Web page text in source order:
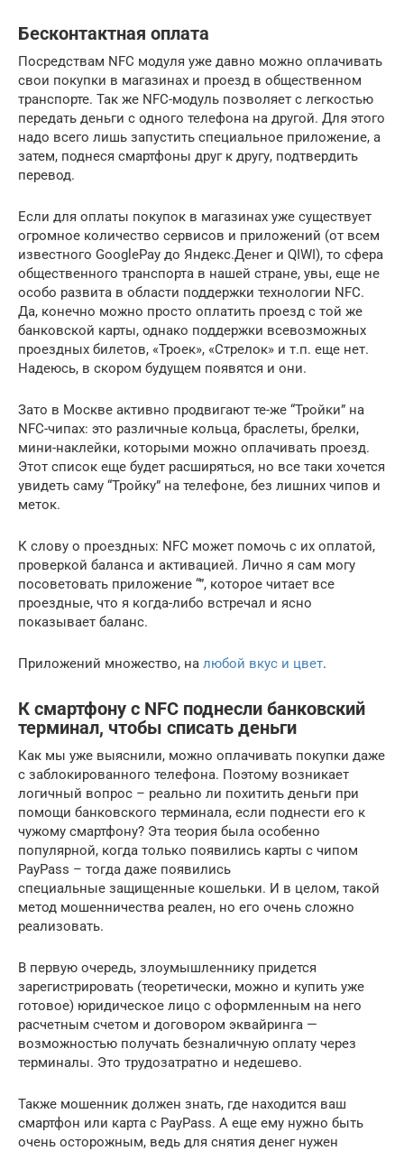
Бесконтактная оплата
Посредствам NFC модуля уже давно можно оплачивать
свои покупки в магазинах и проезд в общественном
транспорте. Так же NFC-модуль позволяет с легкостью
передать деньги с одного телефона на другой. Для этого
надо всего лишь запустить специальное приложение, а
затем, поднеся смартфоны друг к другу, подтвердить
перевод.
Если для оплаты покупок в магазинах уже существует
огромное количество сервисов и приложений (от всем
известного GooglePay до Яндекс.Денег и QIWI), то сфера
общественного транспорта в нашей стране, увы, еще не
особо развита в области поддержки технологии NFC.
Да, конечно можно просто оплатить проезд с той же
банковской карты, однако поддержки всевозможных
проездных билетов, «Троек», «Стрелок» и т.п. еще нет.
Надеюсь, в скором будущем появятся и они.
Зато в Москве активно продвигают те-же “Тройки” на
NFC-чипах: это различные кольца, браслеты, брелки,
мини-наклейки, которыми можно оплачивать проезд.
Этот список еще будет расширяться, но все таки хочется
увидеть саму “Тройку” на телефоне, без лишних чипов и
меток.
К слову о проездных: NFC может помочь с их оплатой,
проверкой баланса и активацией. Лично я сам могу
посоветовать приложение “”, которое читает все
проездные, что я когда-либо встречал и ясно
показывает баланс.
Приложений множество, на любой вкус и цвет.
К смартфону с NFC поднесли банковский
терминал, чтобы списать деньги
Как мы уже выяснили, можно оплачивать покупки даже
с заблокированного телефона. Поэтому возникает
логичный вопрос – реально ли похитить деньги при
помощи банковского терминала, если поднести его к
чужому смартфону? Эта теория была особенно
популярной, когда только появились карты с чипом
PayPass – тогда даже появились
специальные защищенные кошельки. И в целом, такой
метод мошенничества реален, но его очень сложно
реализовать.
В первую очередь, злоумышленнику придется
зарегистрировать (теоретически, можно и купить уже
готовое) юридическое лицо с оформленным на него
расчетным счетом и договором эквайринга —
возможностью получать безналичную оплату через
терминалы. Это трудозатратно и недешево.
Также мошенник должен знать, где находится ваш
смартфон или карта с PayPass. А еще ему нужно быть
очень осторожным, ведь для снятия денег нужен